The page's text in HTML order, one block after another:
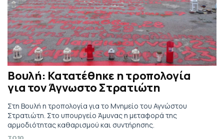
Βουλή: Κατατέθηκε η τροπολογία
για τον Άγνωστο Στρατιώτη
Στη Βουλή η τροπολογία για το Μνημείο του Αγνώστου
Στρατιώτη. Στο υπουργείο Άμυνας η μεταφορά της
αρμοδιότητας καθαρισμού και συντήρησης.